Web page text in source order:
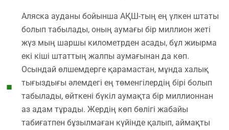
Аляска ауданы бойынша АҚШ-тың ең үлкен штаты
болып табылады, оның аумағы бір миллион жеті
жүз мың шаршы километрден асады, бұл жиырма
екі кіші штаттың жалпы аумағынан да көп.
Осындай өлшемдерге қарамастан, мұнда халық
тығыздығы әлемдегі ең төменгілердің бірі болып
табылады, өйткені бүкіл аумақта бір миллионнан
аз адам тұрады. Жердің көп бөлігі жабайы
табиғатпен бұзылмаған күйінде қалып, аймақты